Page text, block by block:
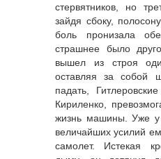
стервятников, но
зайдя сбоку,
боль пронизала
страшнее было
вышел из строя
оставляя за собой
падать,
Кириленко,
жизнь машины. Уже
величайших усилий
самолет. Истекая